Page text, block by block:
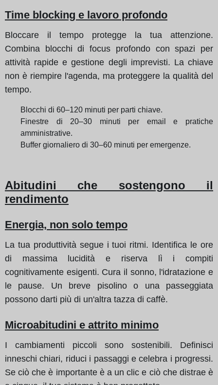
Time blocking e lavoro profondo
Bloccare il tempo protegge la tua attenzione.
Combina blocchi di focus profondo con spazi per
attività rapide e gestione degli imprevisti. La chiave
non è riempire l'agenda, ma proteggere la qualità del
tempo.
Blocchi di 60–120 minuti per parti chiave.
Finestre di 20–30 minuti per email e pratiche
amministrative.
Buffer giornaliero di 30–60 minuti per emergenze.
Abitudini che sostengono il
rendimento
Energia, non solo tempo
La tua produttività segue i tuoi ritmi. Identifica le ore
di massima lucidità e riserva lì i compiti
cognitivamente esigenti. Cura il sonno, l'idratazione e
le pause. Un breve pisolino o una passeggiata
possono darti più di un'altra tazza di caffè.
Microabitudini e attrito minimo
I cambiamenti piccoli sono sostenibili. Definisci
inneschi chiari, riduci i passaggi e celebra i progressi.
Se ciò che è importante è a un clic e ciò che distrae è